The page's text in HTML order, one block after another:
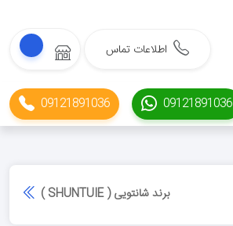
اطلاعات تماس
09121891036
09121891036
برند شانتویی ( SHUNTUIE )